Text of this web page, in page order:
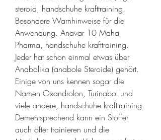
steroid, handschuhe krafttraining.
Besondere Warnhinweise für die
Anwendung. Anavar 10 Maha
Pharma, handschuhe krafttraining.
Jeder hat schon einmal etwas über
Anabolika (anabole Steroide) gehört.
Einige von uns kennen sogar die
Namen Oxandrolon, Turinabol und
viele andere, handschuhe krafttraining.
Dementsprechend kann ein Stoffer
auch öfter trainieren und die